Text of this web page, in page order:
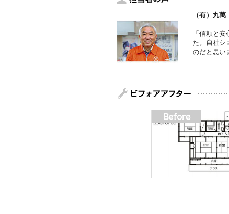
（有）丸
「信頼と
た。自社シ
のだと思い